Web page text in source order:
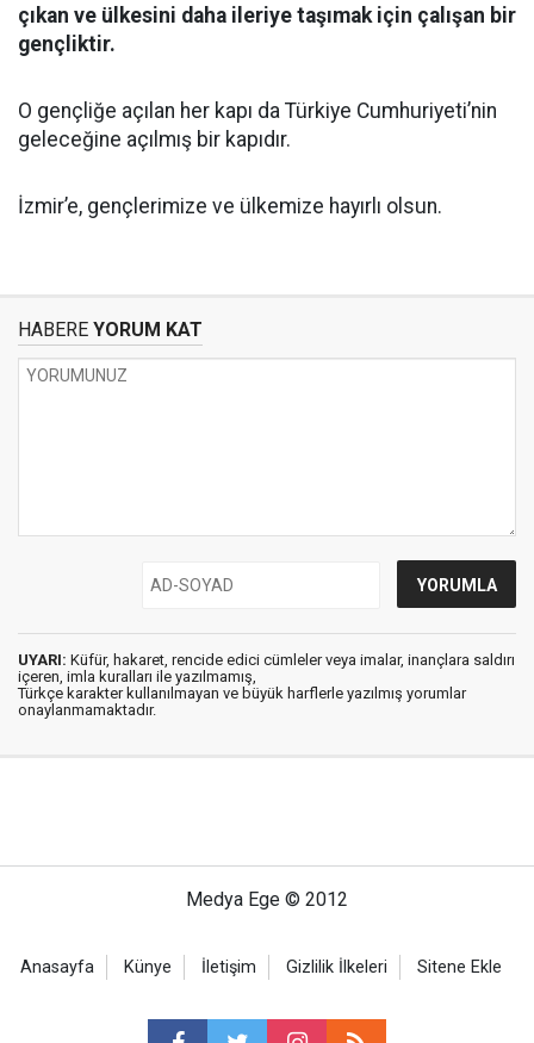
çıkan ve ülkesini daha ileriye taşımak için çalışan bir
gençliktir.
O gençliğe açılan her kapı da Türkiye Cumhuriyeti’nin
geleceğine açılmış bir kapıdır.
İzmir’e, gençlerimize ve ülkemize hayırlı olsun.
HABERE YORUM KAT
UYARI: Küfür, hakaret, rencide edici cümleler veya imalar, inançlara saldırı
içeren, imla kuralları ile yazılmamış,
Türkçe karakter kullanılmayan ve büyük harflerle yazılmış yorumlar
onaylanmamaktadır.
Medya Ege © 2012
Anasayfa Künye İletişim Gizlilik İlkeleri Sitene Ekle